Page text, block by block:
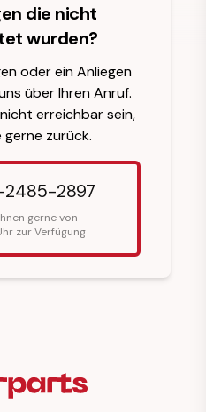
die nicht
wurden?
oder ein Anliegen
über Ihren Anruf.
erreichbar sein,
gerne zurück.
2485-2897
gerne von
zur Verfügung